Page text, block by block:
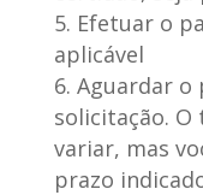
Efetuar o
aplicável
Aguardar o
solicitação. O
variar, mas
prazo